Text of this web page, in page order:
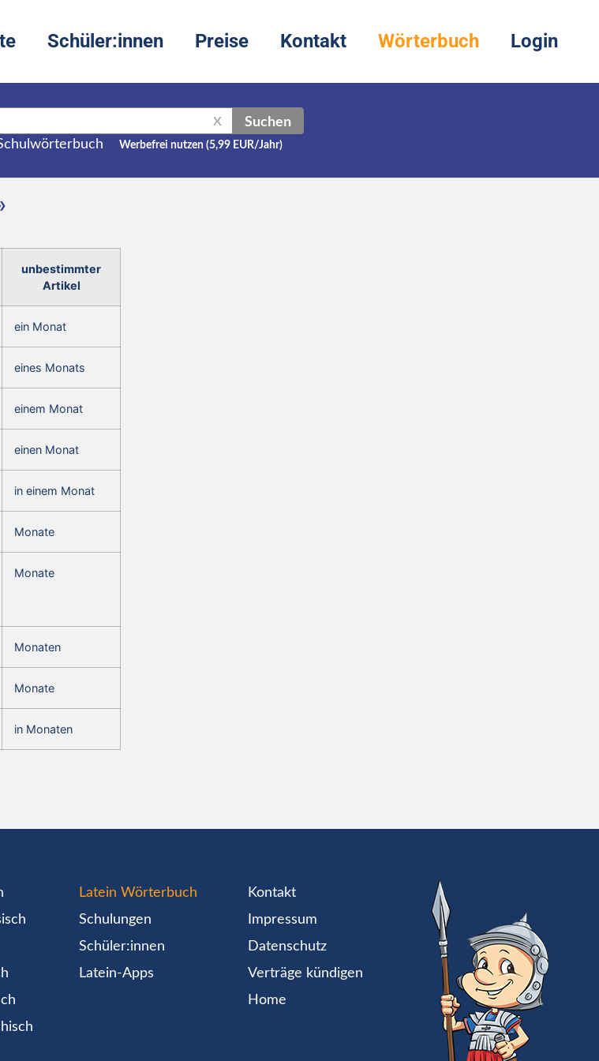
Schüler:innen Preise Kontakt Wörterbuch Login
X Suchen
Werbefrei nutzen (5,99 EUR/Jahr)
unbestimmter
Artikel
ein Monat
eines Monats
einem Monat
einen Monat
in einem Monat
Monate
Monate
Monaten
Monate
in Monaten
Latein Wörterbuch
Schulungen
Schüler:innen
Latein-Apps
Kontakt
Impressum
Datenschutz
Verträge kündigen
Home